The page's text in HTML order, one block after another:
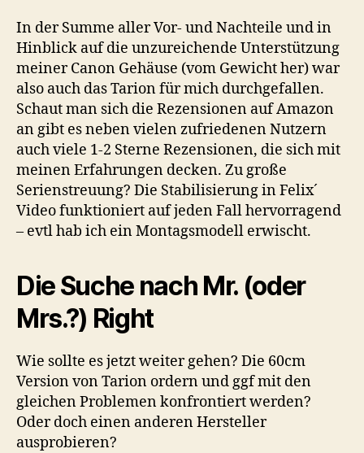
In der Summe aller Vor- und Nachteile und in
Hinblick auf die unzureichende Unterstützung
meiner Canon Gehäuse (vom Gewicht her) war
also auch das Tarion für mich durchgefallen.
Schaut man sich die Rezensionen auf Amazon
an gibt es neben vielen zufriedenen Nutzern
auch viele 1-2 Sterne Rezensionen, die sich mit
meinen Erfahrungen decken. Zu große
Serienstreuung? Die Stabilisierung in Felix´
Video funktioniert auf jeden Fall hervorragend
– evtl hab ich ein Montagsmodell erwischt.
Die Suche nach Mr. (oder
Mrs.?) Right
Wie sollte es jetzt weiter gehen? Die 60cm
Version von Tarion ordern und ggf mit den
gleichen Problemen konfrontiert werden?
Oder doch einen anderen Hersteller
ausprobieren?